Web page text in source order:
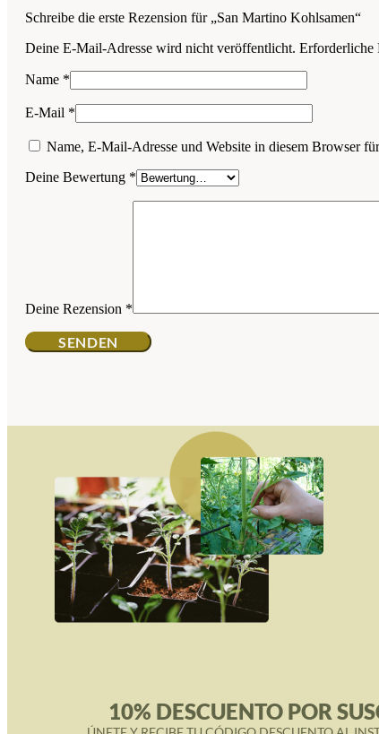
Schreibe die erste Rezension für „San Martino Kohlsamen“
Deine E-Mail-Adresse wird nicht veröffentlicht. Erforderliche
Name *
E-Mail *
Name, E-Mail-Adresse und Website in diesem Browser
Deine Bewertung *
Deine Rezension *
10% DESCUENTO POR